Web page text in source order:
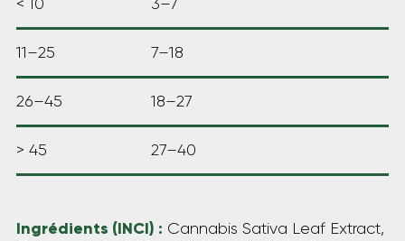
< 10 3–7
11–25 7–18
26–45 18–27
> 45 27–40
Ingrédients (INCI) : Cannabis Sativa Leaf Extract,